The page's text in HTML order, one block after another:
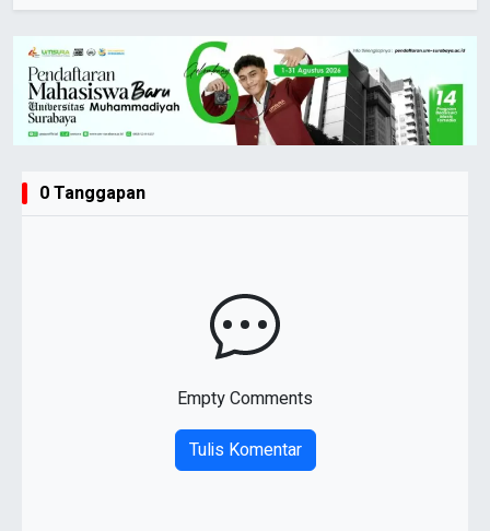
0 Tanggapan
Empty Comments
Tulis Komentar